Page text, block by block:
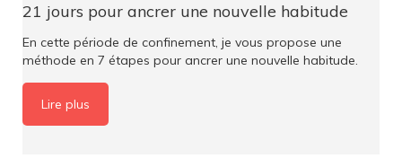
21 jours pour ancrer une nouvelle habitude
En cette période de confinement, je vous propose une
méthode en 7 étapes pour ancrer une nouvelle habitude.
Lire plus